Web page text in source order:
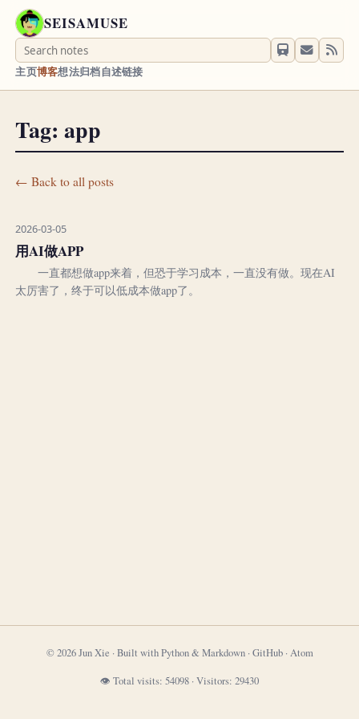
SEISAMUSE
主页博客想法归档自述链接
Tag: app
← Back to all posts
2026-03-05
用AI做APP
一直都想做app来着，但恐于学习成本，一直没有做。现在AI
太厉害了，终于可以低成本做app了。
© 2026 Jun Xie · Built with Python & Markdown · GitHub· Atom
👁 Total visits: 54098 · Visitors: 29430